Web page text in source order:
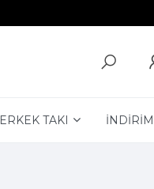
ERKEK TAKI İNDİRİM